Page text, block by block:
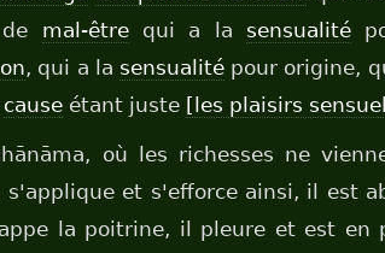
de mal-êtrequi a la sensualité
, qui a la sensualité pour origine,
causeétant juste [les plaisirs
où les richesses ne
et s'efforce ainsi, il est
la poitrine, il pleure et est en